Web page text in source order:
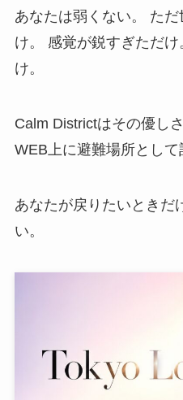
あなたは弱くない。 た
け。 感覚が鋭すぎただ
け。
Calm Districtはその優し
WEB上に避難場所として
あなたが戻りたいときだ
い。